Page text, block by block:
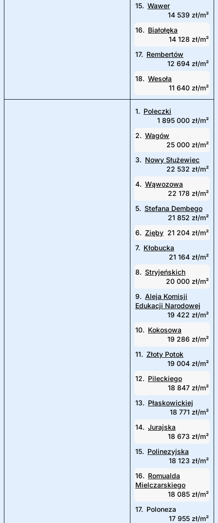
15. Wawer
14 539 zł/m²
16. Białołęka
14 128 zł/m²
17. Rembertów
12 694 zł/m²
18. Wesoła
11 640 zł/m²
1. Poleczki
1 895 000 zł/m²
2. Wagów
25 000 zł/m²
3. Nowy Służewiec
22 532 zł/m²
4. Wąwozowa
22 178 zł/m²
5. Stefana Dembego
21 852 zł/m²
6. Zięby 21 204 zł/m²
7. Kłobucka
21 164 zł/m²
8. Stryjeńskich
20 000 zł/m²
9. Aleja Komisji
Edukacji Narodowej
19 422 zł/m²
10. Kokosowa
19 286 zł/m²
11. Złoty Potok
19 004 zł/m²
12. Pileckiego
18 847 zł/m²
13. Płaskowickiej
18 771 zł/m²
14. Jurajska
18 673 zł/m²
15. Polinezyjska
18 123 zł/m²
16. Romualda
Mielczarskiego
18 085 zł/m²
17. Poloneza
17 955 zł/m²